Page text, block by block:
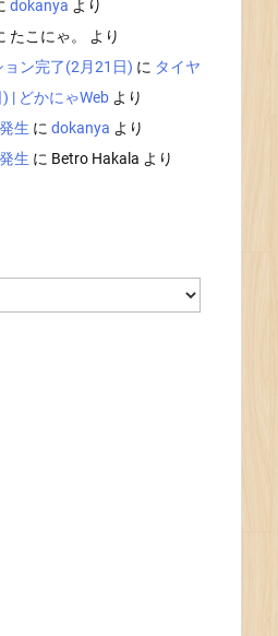
dokanya より
たこにゃ。
より
ン完了(2月21日) に タイヤ
| どかにゃWeb より
生 に dokanya より
生 に Betro Hakala より